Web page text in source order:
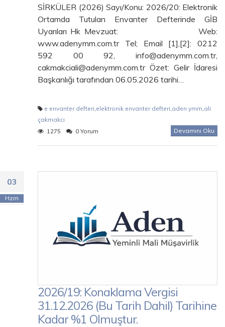
SİRKÜLER (2026) Sayı/Konu: 2026/20: Elektronik
Ortamda Tutulan Envanter Defterinde GİB
Uyarıları Hk Mevzuat: Web:
www.adenymm.com.tr Tel; Email [1],[2]: 0212
592 00 92, info@adenymm.com.tr,
cakmakciali@adenymm.com.tr Özet: Gelir İdaresi
Başkanlığı tarafından 06.05.2026 tarihi…
e envanter defteri,elektronik envanter defteri,aden ymm,ali
çakmakcı
1275
0 Yorum Devamını Oku
03
Hzrn
2026/19: Konaklama Vergisi
31.12.2026 (Bu Tarih Dahil) Tarihine
Kadar %1 Olmuştur.